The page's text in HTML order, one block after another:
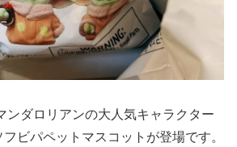
ンダロリアンの大人気キャラクター
フビパペットマスコットが登場です。